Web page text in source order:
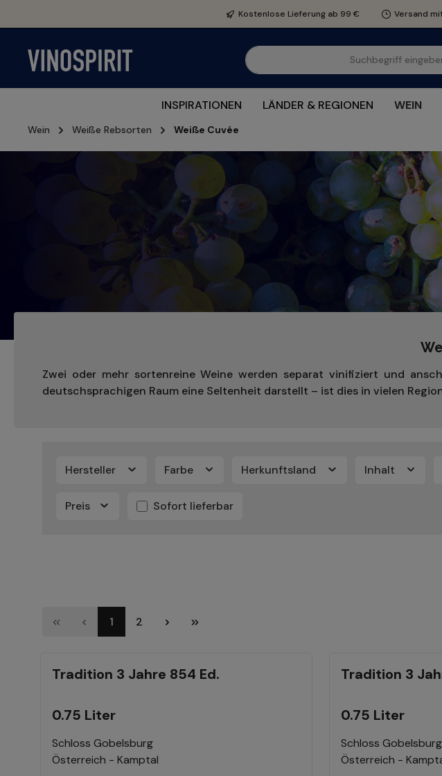
Zur Hauptnavigation springen Kostenlose Lieferung ab 99 € Versand
INSPIRATIONEN LÄNDER & REGIONEN WEIN
Wein Weiße Rebsorten Weiße Cuvée
Zwei oder mehr sortenreine Weine werden separat vinifiziert und
deutschsprachigen Raum eine Seltenheit darstellt – ist dies in vielen
Hersteller Farbe Herkunftsland Inhalt
Preis Sofort lieferbar
1 2
Tradition 3 Jahre 854 Ed.
0.75 Liter
Schloss Gobelsburg
Österreich - Kamptal
0.75 Liter
Schloss Gobelsburg
Österreich -